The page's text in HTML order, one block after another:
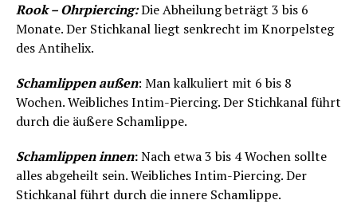
Rook – Ohrpiercing:Die Abheilung beträgt 3 bis 6
Monate. Der Stichkanal liegt senkrecht im Knorpelsteg
des Antihelix.
Schamlippen außen: Man kalkuliert mit 6 bis 8
Wochen. Weibliches Intim-Piercing. Der Stichkanal führt
durch die äußere Schamlippe.
Schamlippen innen:Nach etwa 3 bis 4 Wochen sollte
alles abgeheilt sein. Weibliches Intim-Piercing. Der
Stichkanal führt durch die innere Schamlippe.